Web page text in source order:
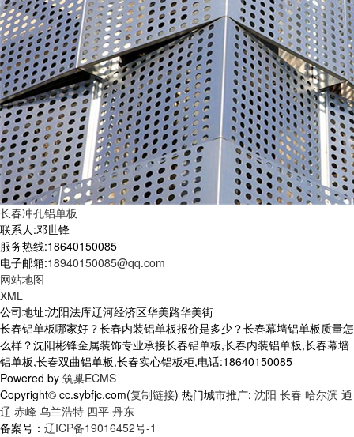
长春冲孔铝单板
联系人:邓世锋
服务热线:18640150085
电子邮箱:18940150085@qq.com
网站地图
XML
公司地址:沈阳法库辽河经济区华美路华美街
长春铝单板哪家好？长春内装铝单板报价是多少？长春幕墙铝单板质量怎
么样？沈阳彬锋金属装饰专业承接长春铝单板,长春内装铝单板,长春幕墙
铝单板,长春双曲铝单板,长春实心铝板柜,电话:18640150085
Powered by 筑巢ECMS
Copyright© cc.sybfjc.com(复制链接) 热门城市推广: 沈阳 长春 哈尔滨 通
辽 赤峰 乌兰浩特 四平 丹东
备案号： 辽ICP备19016452号-1